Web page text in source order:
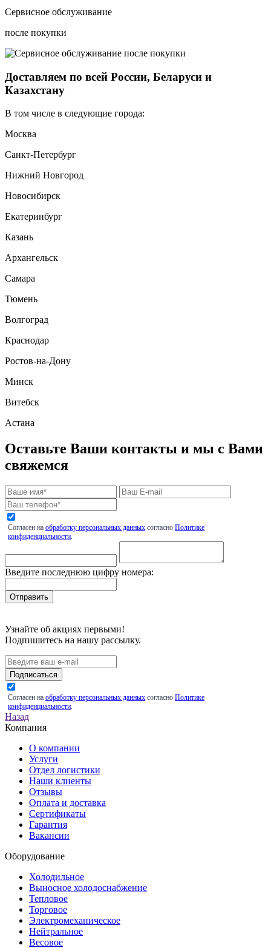
Сервисное обслуживание
после покупки
Доставляем по всей России, Беларуси и
Казахстану
В том числе в следующие города:
Москва
Санкт-Петербург
Нижний Новгород
Новосибирск
Екатеринбург
Казань
Архангельск
Самара
Тюмень
Волгоград
Краснодар
Ростов-на-Дону
Минск
Витебск
Астана
Оставьте Ваши контакты и мы с Вами
свяжемся
Согласен на обработку персональных данных согласно Политике
конфиденциальности.
Введите последнюю цифру номера:
Узнайте об акциях первыми!
Подпишитесь на нашу рассылку.
Подписаться
Согласен на обработку персональных данных согласно Политике
конфиденциальности.
Назад
Компания
О компании
Услуги
Отдел логистики
Наши клиенты
Отзывы
Оплата и доставка
Сертификаты
Гарантия
Вакансии
Оборудование
Холодильное
Выносное холодоснабжение
Тепловое
Торговое
Электромеханическое
Нейтральное
Весовое